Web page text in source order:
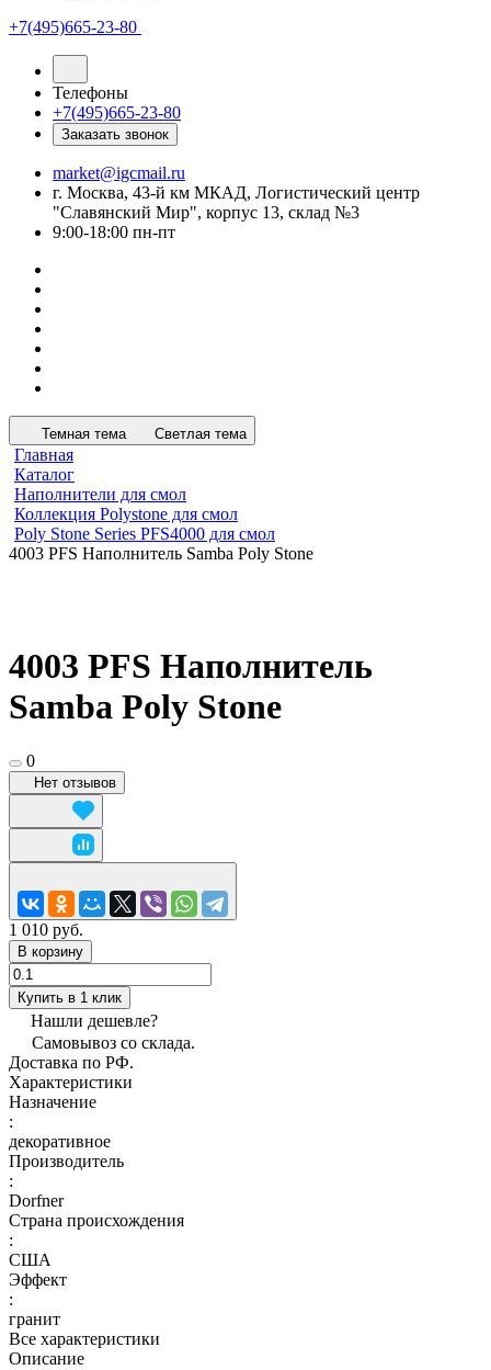
+7(495)665-23-80
Телефоны
+7(495)665-23-80
Заказать звонок
market@igcmail.ru
г. Москва, 43-й км МКАД, Логистический центр
"Славянский Мир", корпус 13, склад №3
9:00-18:00 пн-пт
Темная тема Светлая тема
Главная
Каталог
Наполнители для смол
Коллекция Polystone для смол
Poly Stone Series PFS4000 для смол
4003 PFS Наполнитель Samba Poly Stone
4003 PFS Наполнитель
Samba Poly Stone
0
Нет отзывов
1 010 руб.
В корзину
Купить в 1 клик
Нашли дешевле?
Самовывоз со склада.
Доставка по РФ.
Характеристики
Назначение
:
декоративное
Производитель
:
Dorfner
Страна происхождения
:
США
Эффект
:
гранит
Все характеристики
Описание